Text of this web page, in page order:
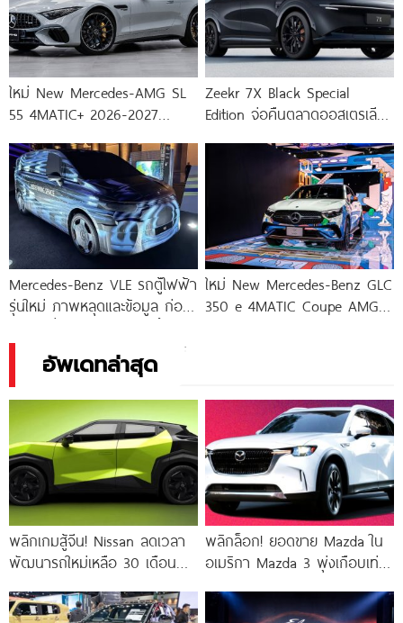
ใหม่ New Mercedes-AMG SL
55 4MATIC+ 2026-2027
Zeekr 7X Black Special
Edition จ่อคืนตลาดออสเตรเลีย
Mercedes-Benz VLE รถตู้ไฟฟ้า
รุ่นใหม่ ภาพหลุดและข้อมูล ก่อน
ใหม่ New Mercedes-Benz GLC
350 e 4MATIC Coupe AMG
อัพเดทล่าสุด
พลิกเกมสู้จีน! Nissan ลดเวลา
พัฒนารถใหม่เหลือ 30 เดือน
Skyline สู่ยุค
พลิกล็อก! ยอดขาย Mazda ใน
อเมริกา Mazda 3 พุ่งเกือบเท่า